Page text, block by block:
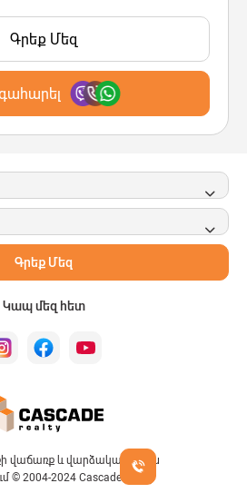
Գրեք Մեզ
Գրեք Մեզ
Կապ մեզ հետ
վաճառք և վարձակալություն
© 2004-2024 Cascade Realty